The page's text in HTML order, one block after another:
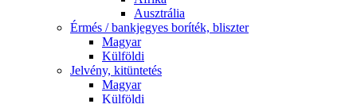
Ausztrália
Érmés / bankjegyes boríték, bliszter
Magyar
Külföldi
Jelvény, kitüntetés
Magyar
Külföldi